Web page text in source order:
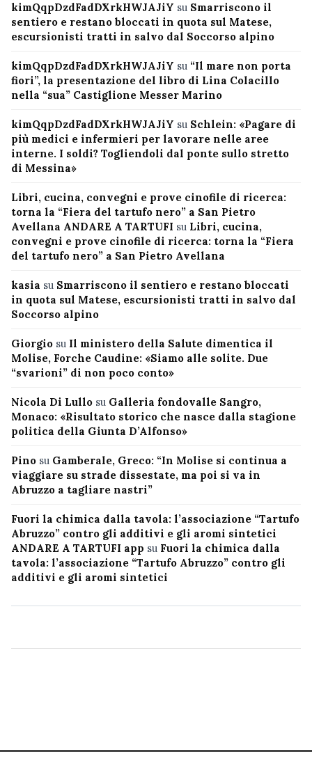
kimQqpDzdFadDXrkHWJAJiY su Smarriscono il
sentiero e restano bloccati in quota sul Matese,
escursionisti tratti in salvo dal Soccorso alpino
kimQqpDzdFadDXrkHWJAJiY su “Il mare non porta
fiori”, la presentazione del libro di Lina Colacillo
nella “sua” Castiglione Messer Marino
kimQqpDzdFadDXrkHWJAJiY su Schlein: «Pagare di
più medici e infermieri per lavorare nelle aree
interne. I soldi? Togliendoli dal ponte sullo stretto
di Messina»
Libri, cucina, convegni e prove cinofile di ricerca:
torna la “Fiera del tartufo nero” a San Pietro
Avellana ANDARE A TARTUFI su Libri, cucina,
convegni e prove cinofile di ricerca: torna la “Fiera
del tartufo nero” a San Pietro Avellana
kasia su Smarriscono il sentiero e restano bloccati
in quota sul Matese, escursionisti tratti in salvo dal
Soccorso alpino
Giorgio su Il ministero della Salute dimentica il
Molise, Forche Caudine: «Siamo alle solite. Due
“svarioni” di non poco conto»
Nicola Di Lullo su Galleria fondovalle Sangro,
Monaco: «Risultato storico che nasce dalla stagione
politica della Giunta D’Alfonso»
Pino su Gamberale, Greco: “In Molise si continua a
viaggiare su strade dissestate, ma poi si va in
Abruzzo a tagliare nastri”
Fuori la chimica dalla tavola: l’associazione “Tartufo
Abruzzo” contro gli additivi e gli aromi sintetici
ANDARE A TARTUFI app su Fuori la chimica dalla
tavola: l’associazione “Tartufo Abruzzo” contro gli
additivi e gli aromi sintetici